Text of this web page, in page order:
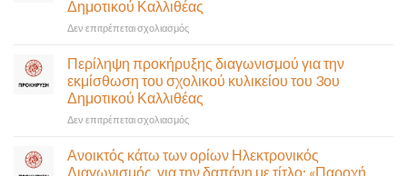
Ένα
αναγκαίο
σημαντικό
έργο
υποδομής
ολοκληρώθηκε
της
Δημοτικής
που
θα
γίνει
δια
ζώσης
αίθουσα
Δημοτικού
Δημοτικού Καλλιθέας
Δεν επιτρέπεται σχολιασμόςστο
προκήρυξης
διαγωνισμού
για
την
εκμίσθωση
σχολικού
κυλικείου
Περίληψη προκήρυξης διαγωνισμού για την
εκμίσθωση του σχολικού κυλικείου του 3ου
Δημοτικού Καλλιθέας
Δεν επιτρέπεται σχολιασμόςστο
προκήρυξης
διαγωνισμού
Ανοικτός κάτω των ορίων Ηλεκτρονικός
Διαγωνισμός, για την δαπάνη με τίτλο: «Παροχή